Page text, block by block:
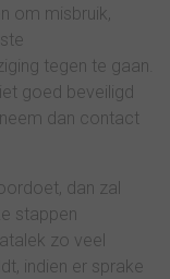
om misbruik,
tegen te gaan.
goed beveiligd
dan contact
dan zal
stappen
zo veel
indien er sprake